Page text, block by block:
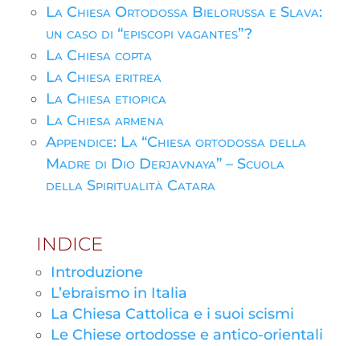
La Chiesa Ortodossa Bielorussa e Slava:
un caso di “episcopi vagantes”?
La Chiesa copta
La Chiesa eritrea
La Chiesa etiopica
La Chiesa armena
Appendice: La “Chiesa ortodossa della
Madre di Dio Derjavnaya” – Scuola
della Spiritualità Catara
INDICE
Introduzione
L’ebraismo in Italia
La Chiesa Cattolica e i suoi scismi
Le Chiese ortodosse e antico-orientali